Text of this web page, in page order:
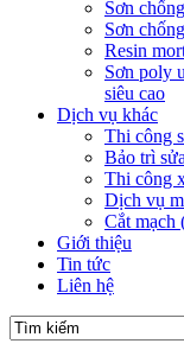
Sơn
Sơn
Resin
Sơn poly
siêu cao
Dịch vụ khác
Thi công
Bảo trì
Thi công
Dịch vụ
Cắt mạch
Giới thiệu
Tin tức
Liên hệ